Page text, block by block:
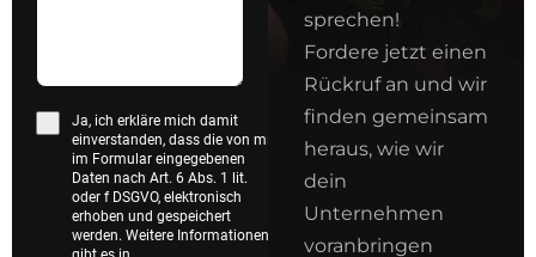
Ja, ich erkläre mich damit
einverstanden, dass die von mir
im Formular eingegebenen
Daten nach Art. 6 Abs. 1 lit.
oder f DSGVO, elektronisch
erhoben und gespeichert
werden. Weitere Informationen
sprechen!
Fordere jetzt einen
Rückruf an und wir
finden gemeinsam
heraus, wie wir
dein
Unternehmen
voranbringen